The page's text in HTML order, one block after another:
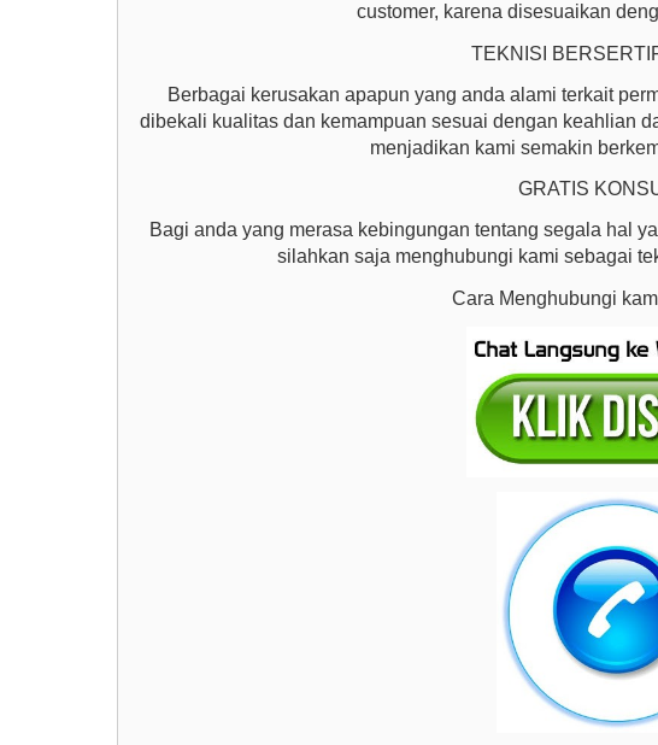
customer, karena disesuaikan
TEKNISI
Berbagai kerusakan apapun yang anda alami terkait
dibekali kualitas dan kemampuan sesuai dengan keahlian
menjadikan kami semakin
GRATIS
Bagi anda yang merasa kebingungan tentang segala hal
silahkan saja menghubungi kami sebagai
Cara Menghubungi